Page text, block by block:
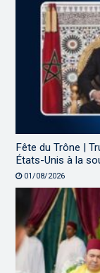
Fête du Trône |
États-Unis à la
01/08/2026